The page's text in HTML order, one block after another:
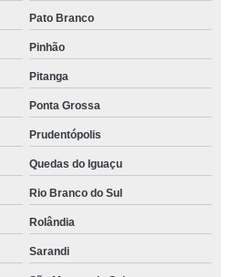
Pato Branco
Pinhão
Pitanga
Ponta Grossa
Prudentópolis
Quedas do Iguaçu
Rio Branco do Sul
Rolândia
Sarandi